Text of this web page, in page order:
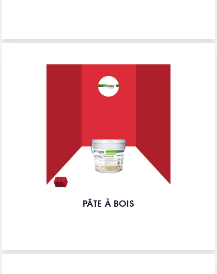
PÂTE À BOIS